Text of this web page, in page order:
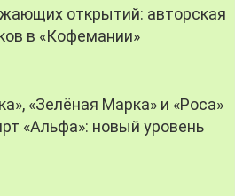
открытий: авторская
в «Кофемании»
«Зелёная Марка» и «Роса»
«Альфа»: новый уровень